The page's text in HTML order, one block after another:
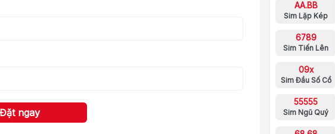
Đặt ngay
AA.BB
Sim Lặp Kép
6789
Sim Tiến Lên
09x
Sim Đầu Số Cổ
55555
Sim Ngũ Quý